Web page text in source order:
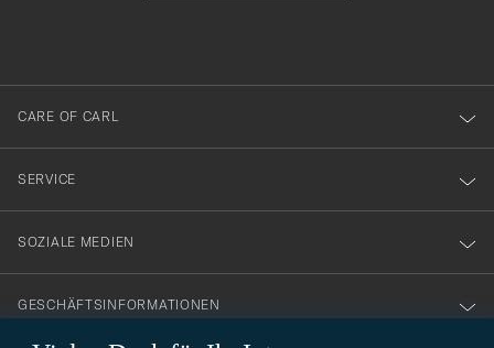
dig
till
vårt
nyhetsbrev!
CARE OF CARL
SERVICE
SOZIALE MEDIEN
GESCHÄFTSINFORMATIONEN